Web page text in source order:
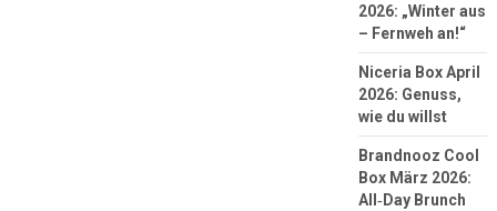
2026: „Winter aus
– Fernweh an!“
Niceria Box April
2026: Genuss,
wie du willst
Brandnooz Cool
Box März 2026:
All‑Day Brunch